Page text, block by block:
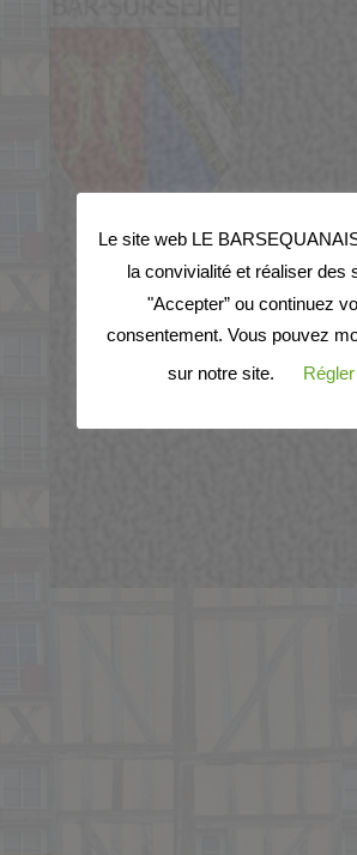
Le site web LE
la convivialité et réaliser des
"Accepter” ou continuez
consentement. Vous pouvez
sur notre site.